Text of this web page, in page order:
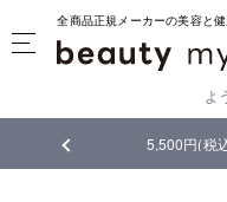
全商品正規メーカーの美容と
よ
5,500円(税